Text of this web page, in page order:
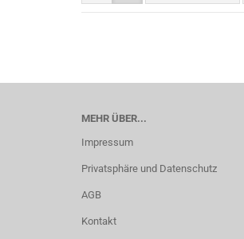
MEHR ÜBER...
Impressum
Privatsphäre und Datenschutz
AGB
Kontakt